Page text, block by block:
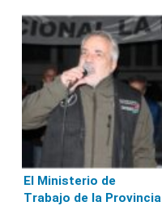
El Ministerio de
Trabajo de la Provincia